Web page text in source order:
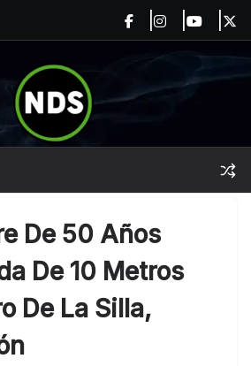
De 50 Años
De 10 Metros
De La Silla,